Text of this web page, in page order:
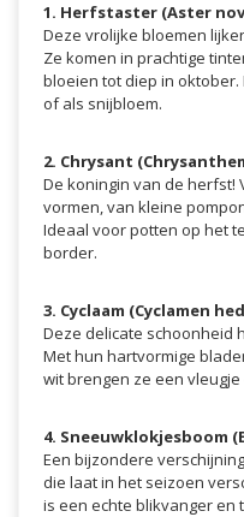
1. Herfstaster (Aster
Deze vrolijke bloemen
Ze komen in prachtige
bloeien tot diep in
of als snijbloem.
2. Chrysant
De koningin van de herfst!
vormen, van kleine
Ideaal voor potten op het
border.
3. Cyclaam (Cyclamen
Deze delicate schoonheid
Met hun hartvormige
wit brengen ze een
4. Sneeuwklokjesboom
Een bijzondere
die laat in het seizoen
is een echte blikvanger